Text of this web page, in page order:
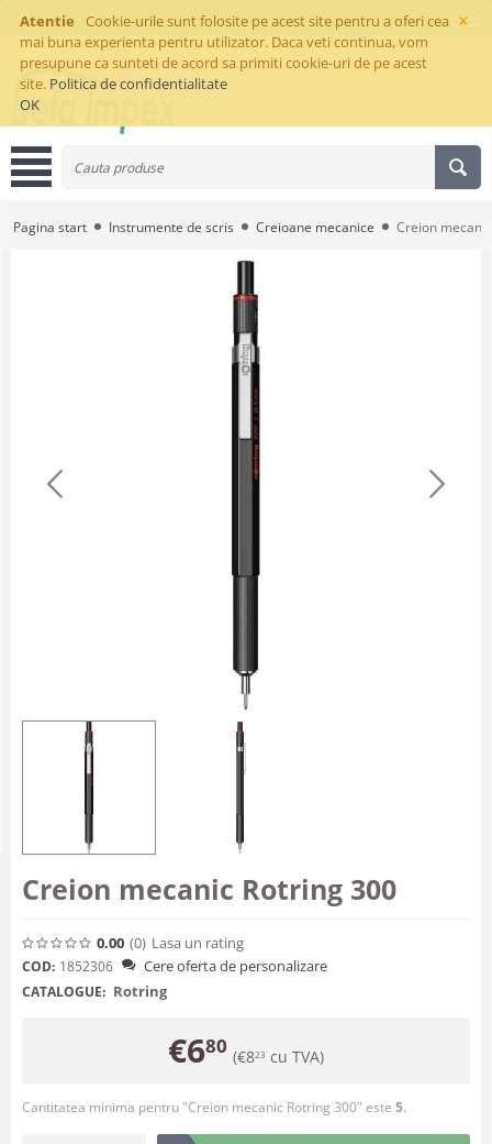
×
Atentie
Cookie-urile sunt folosite pe acest site pentru a oferi cea
mai buna experienta pentru utilizator. Daca veti continua, vom
presupune ca sunteti de acord sa primiti cookie-uri de pe acest
site. Politica de confidentialitate
OK
Pagina start Instrumente de scris Creioane mecanice Creion
Creion mecanic Rotring 300
0.00 (0) Lasa un rating
COD: 1852306 Cere oferta de personalizare
CATALOGUE: Rotring
€680 (€823 cu TVA)
Cantitatea minima pentru "Creion mecanic Rotring 300" este 5.